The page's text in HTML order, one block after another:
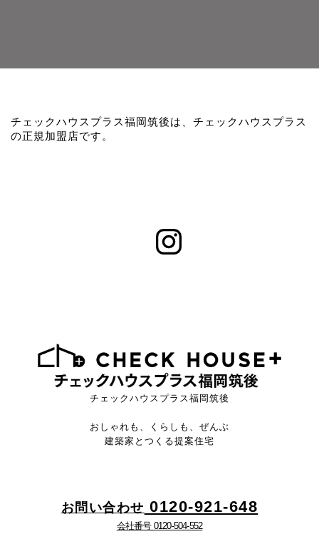
チェックハウスプラス福岡筑後は、チェックハウスプラス
の正規加盟店です。
チェックハウスプラス福岡筑後
おしゃれも、くらしも、ぜんぶ
建築家とつくる提案住宅
お問い合わせ 0120-921-648
会社番号 0120-504-552